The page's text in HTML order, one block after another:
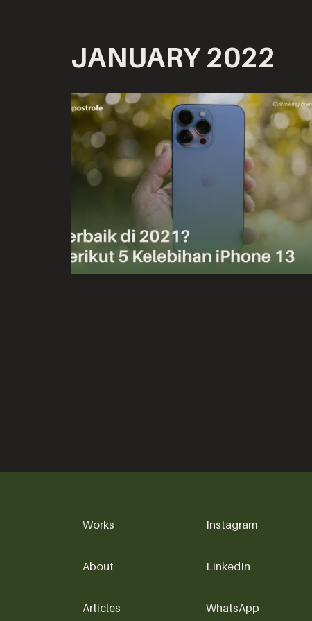
JANUARY 2022
Works
About
Articles
Instagram
LinkedIn
WhatsApp